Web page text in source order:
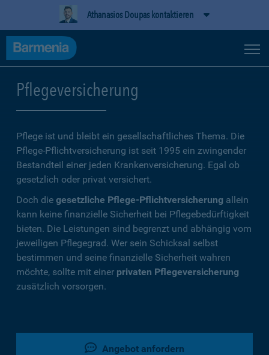
Athanasios Doupas kontaktieren
Pflegeversicherung
Pflege ist und bleibt ein gesellschaftliches Thema. Die
Pflege-Pflichtversicherung ist seit 1995 ein zwingender
Bestandteil einer jeden Krankenversicherung. Egal ob
gesetzlich oder privat versichert.
Doch die gesetzliche Pflege-Pflichtversicherung allein
kann keine finanzielle Sicherheit bei Pflegebedürftigkeit
bieten. Die Leistungen sind begrenzt und abhängig vom
jeweiligen Pflegegrad. Wer sein Schicksal selbst
bestimmen und seine finanzielle Sicherheit wahren
möchte, sollte mit einer privaten Pflegeversicherung
zusätzlich vorsorgen.
Angebot anfordern